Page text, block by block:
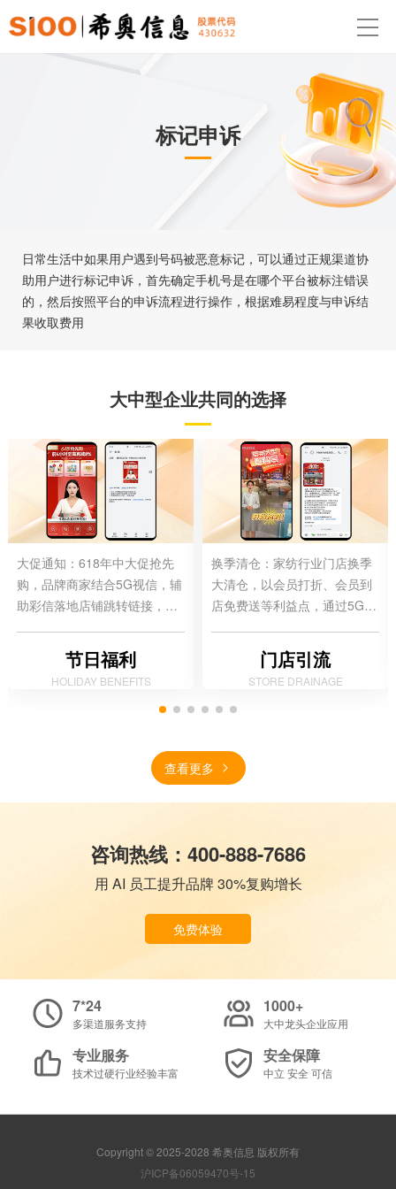
标记申诉
日常生活中如果用户遇到号码被恶意标记，可以通过正规渠道协
助用户进行标记申诉，首先确定手机号是在哪个平台被标注错误
的，然后按照平台的申诉流程进行操作，根据难易程度与申诉结
果收取费用
大中型企业共同的选择
大促通知：618年中大促抢先
购，品牌商家结合5G视信，辅
助彩信落地店铺跳转链接，形
节日福利
HOLIDAY BENEFITS
换季清仓：家纺行业门店换季
大清仓，以会员打折、会员到
店免费送等利益点，通过5G视
优惠通知到会员用户。
门店引流
STORE DRAINAGE
查看更多
咨询热线：400-888-7686
用 AI 员工提升品牌 30%复购增长
免费体验
7*24
多渠道服务支持
专业服务
技术过硬行业经验丰富
1000+
大中龙头企业应用
安全保障
中立 安全 可信
Copyright © 2025-2028 希奥信息 版权所有
沪ICP备06059470号-15